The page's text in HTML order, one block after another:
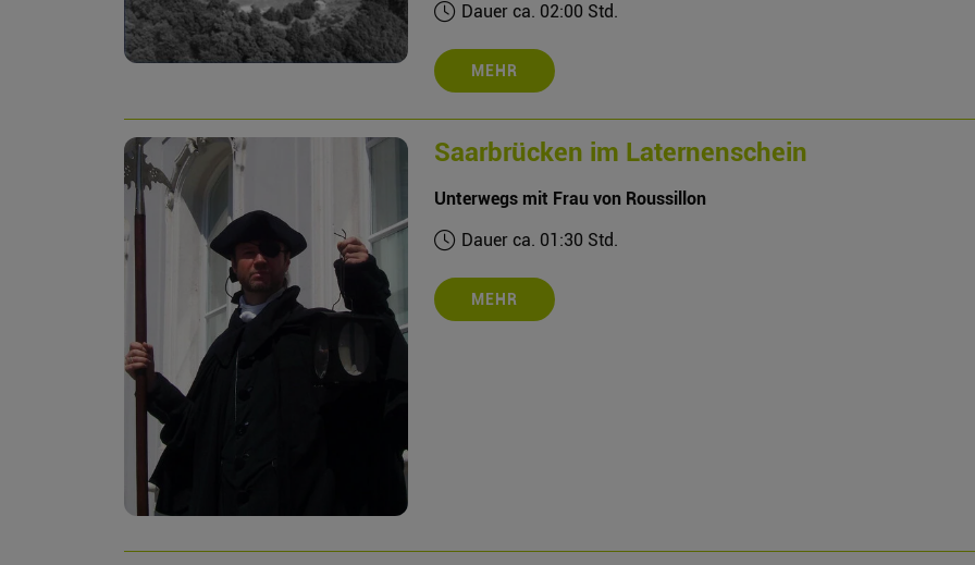
Dauer ca. 02:00 Std.
MEHR
Saarbrücken im Laternenschein
Unterwegs mit Frau von Roussillon
Dauer ca. 01:30 Std.
MEHR